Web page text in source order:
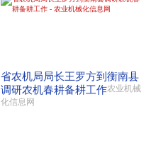
省农机局局长王罗方到衡南县
调研农机春耕备耕工作农业机械
化信息网